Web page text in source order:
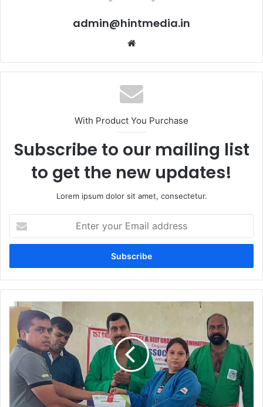
admin@hintmedia.in
With Product You Purchase
Subscribe to our mailing list
to get the new updates!
Lorem ipsum dolor sit amet, consectetur.
your
Email